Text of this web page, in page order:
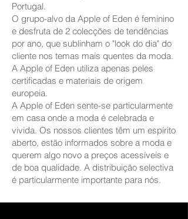
Portugal.
O grupo-alvo da Apple of Eden é feminino
e desfruta de 2 colecções de tendências
por ano, que sublinham o "look do dia" do
cliente nos temas mais quentes da moda.
A Apple of Eden utiliza apenas peles
certificadas e materiais de origem
europeia.
A Apple of Eden sente-se particularmente
em casa onde a moda é celebrada e
vivida. Os nossos clientes têm um espírito
aberto, estão informados sobre a moda e
querem algo novo a preços acessíveis e
de boa qualidade. A distribuição selectiva
é particularmente importante para nós.